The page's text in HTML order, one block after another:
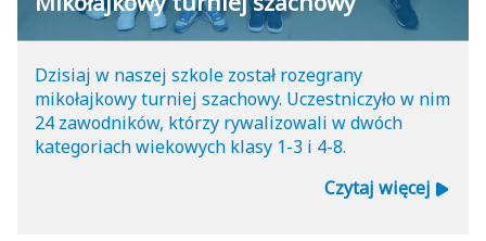
Dzisiaj w naszej szkole został rozegrany
mikołajkowy turniej szachowy. Uczestniczyło w nim
24 zawodników, którzy rywalizowali w dwóch
kategoriach wiekowych klasy 1-3 i 4-8.
Czytaj więcej